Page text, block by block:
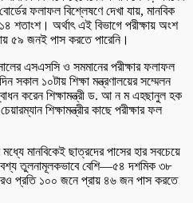
ফলাফল বিশ্লেষণে দেখা যায়, মানবিক
শতাংশ। অর্থাৎ এই বিভাগে পরীক্ষায় অংশ
৫৯ জনই পাস করতে পারেনি।
এসএসসি ও সমমানের পরীক্ষার ফলাফল
১০টায় শিক্ষা মন্ত্রণালয়ের সম্মেলন
করেন শিক্ষামন্ত্রী ড. আ ন ম এহছানুল হক
শিক্ষামন্ত্রীর কাছে পরীক্ষার ফল
মধ্যে মানবিকেই ছাত্রদের পাসের হার সবচেয়ে
তুলনামূলকভাবে বেশি—৫৪ দশমিক ৩৮
প্রতি ১০০ জনে প্রায় ৪৬ জন পাস করতে